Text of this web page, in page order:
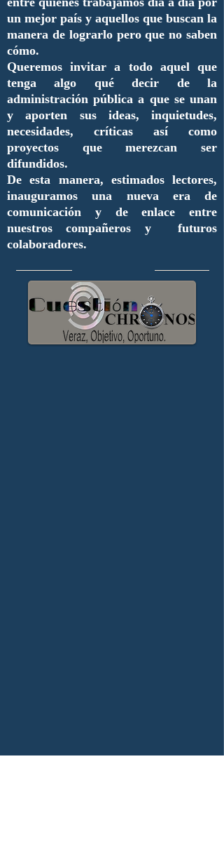
un mejor país y aquellos que buscan la
manera de lograrlo pero que no saben
cómo.
Queremos invitar a todo aquel que
tenga algo qué decir de la
administración pública a que se unan
y aporten sus ideas, inquietudes,
necesidades, críticas así como
proyectos que merezcan ser
difundidos.
De esta manera, estimados lectores,
inauguramos una nueva era de
comunicación y de enlace entre
nuestros compañeros y futuros
colaboradores.